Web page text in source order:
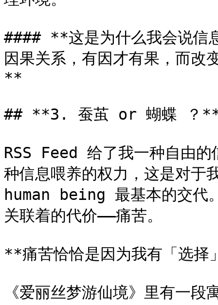
#### **这是为什么我会说信
因果关系，有因才有果，而改
**
## **3. 蚕茧 or 蝴蝶 ？
RSS Feed 给了我一种自由的
种信息喂养的权力，这是对于
human being 最基本的交代
关联着的代价——痛苦。
**痛苦恰恰是因为我有「选择
《爱丽丝梦游仙境》里有一段